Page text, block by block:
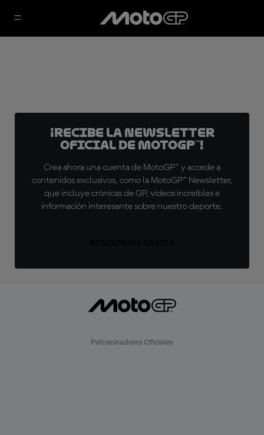
¡Recibe la Newsletter
oficial de MotoGP™!
Crea ahora una cuenta de MotoGP™ y accede a
contenidos exclusivos, como la MotoGP™ Newsletter,
que incluye crónicas de GP, vídeos increíbles e
información interesante sobre nuestro deporte.
Patrocinadores Oficiales